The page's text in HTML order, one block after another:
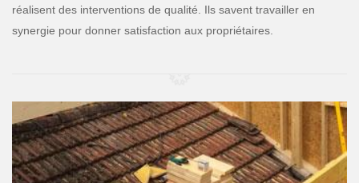
réalisent des interventions de qualité. Ils savent travailler en
synergie pour donner satisfaction aux propriétaires.